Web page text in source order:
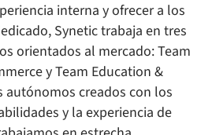
interna y ofrecer a los
Synetic trabaja en tres
orientados al mercado: Team
y Team Education &
autónomos creados con los
y la experiencia de